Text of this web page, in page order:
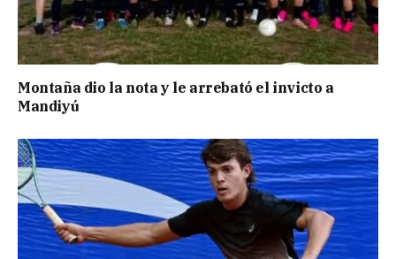
Montaña dio la nota y le arrebató el invicto a
Mandiyú